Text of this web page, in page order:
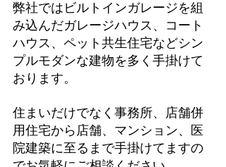
弊社ではビルトインガレージを組
み込んだガレージハウス、コート
ハウス、ペット共生住宅などシン
プルモダンな建物を多く手掛けて
おります。
住まいだけでなく事務所、店舗併
用住宅から店舗、マンション、医
院建築に至るまで手掛けてますの